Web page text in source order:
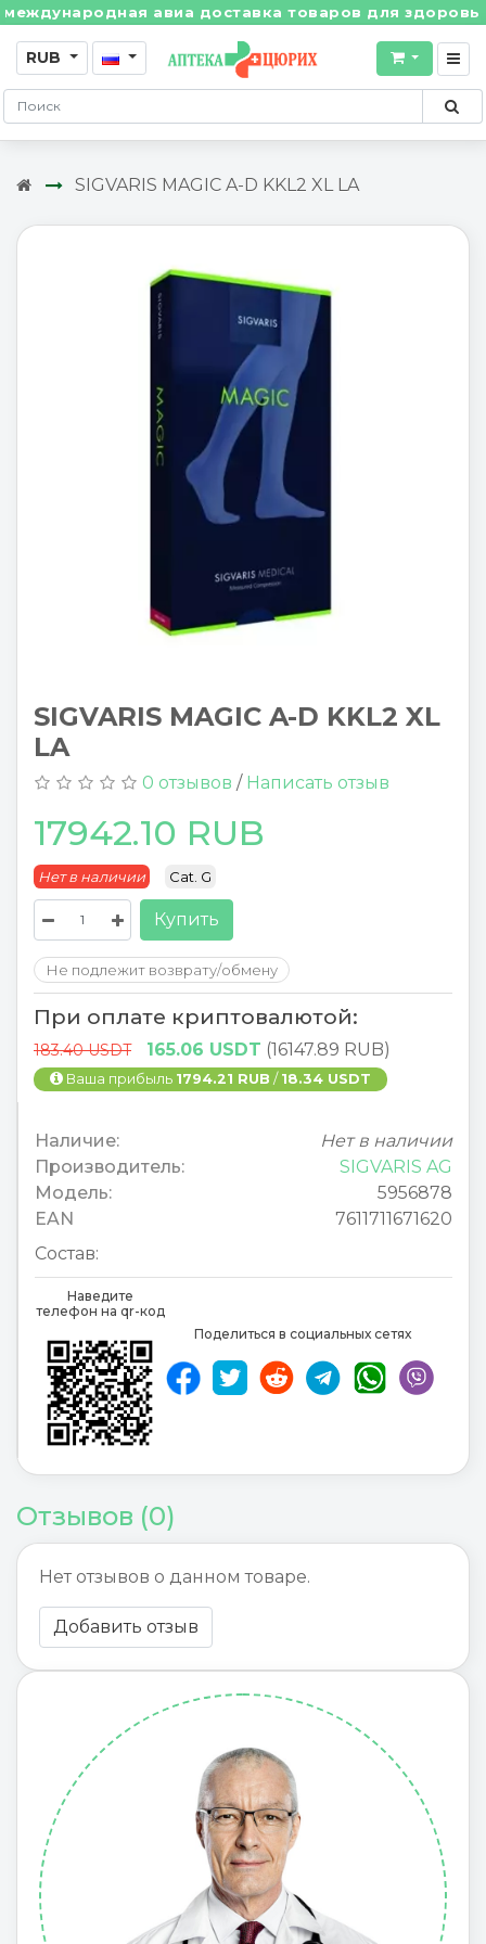
авиа доставка товаров для здоровья
RUB
SIGVARIS MAGIC A-D KKL2 XL LA
SIGVARIS MAGIC A-D KKL2 XL
LA
0 отзывов / Написать отзыв
17942.10 RUB
Нет в наличии Cat. G
Купить
Не подлежит возврату/обмену
При оплате криптовалютой:
183.40 USDT 165.06 USDT (16147.89 RUB)
Ваша прибыль 1794.21 RUB / 18.34 USDT
Наличие:
Нет в наличии
Производитель:
SIGVARIS AG
Модель:
5956878
EAN
7611711671620
Состав:
Наведите
телефон на qr-код
Поделиться в социальных сетях
Отзывов (0)
Нет отзывов о данном товаре.
Добавить отзыв